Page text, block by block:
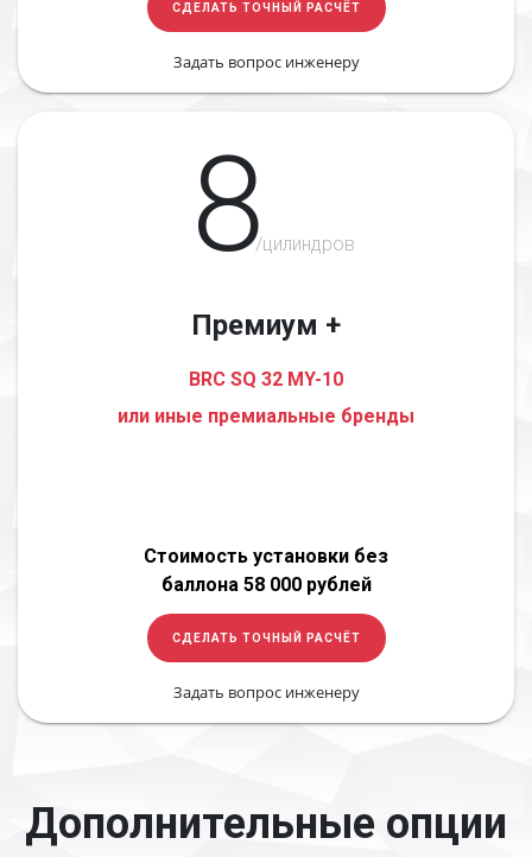
СДЕЛАТЬ ТОЧНЫЙ РАСЧЁТ
Задать вопрос инженеру
8/цилиндров
Премиум +
BRC SQ 32 MY-10
или иные премиальные бренды
Стоимость установки без
баллона 58 000 рублей
СДЕЛАТЬ ТОЧНЫЙ РАСЧЁТ
Задать вопрос инженеру
Дополнительные опции